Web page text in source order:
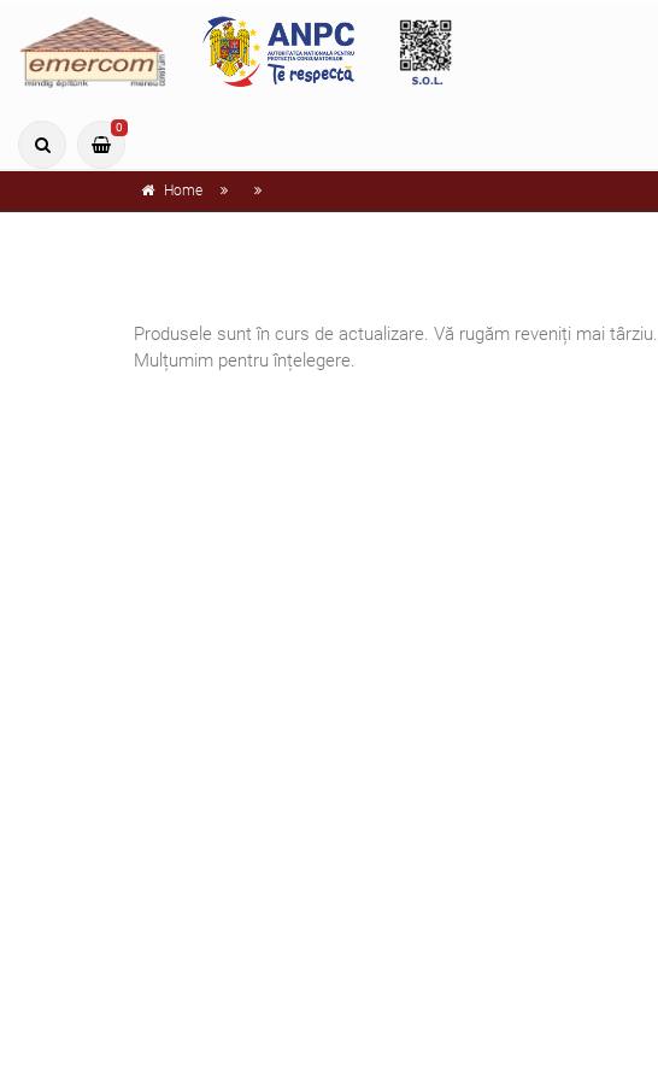
0
Home
Produsele sunt în curs de actualizare. Vă rugăm reveniți mai târziu.
Mulțumim pentru înțelegere.